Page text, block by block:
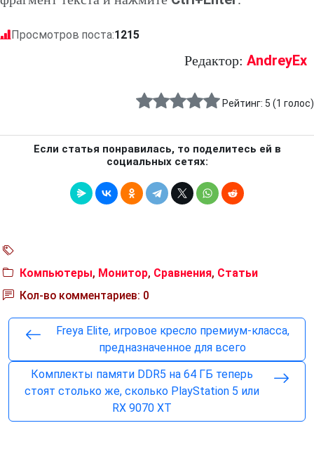
Просмотров поста:1215
Редактор: AndreyEx
Рейтинг: 5 (1 голос)
Если статья понравилась, то поделитесь ей в
социальных сетях:
Компьютеры, Монитор, Сравнения, Статьи
Кол-во комментариев: 0
Freya Elite, игровое кресло премиум-класса,
предназначенное для всего
Комплекты памяти DDR5 на 64 ГБ теперь
стоят столько же, сколько PlayStation 5 или
RX 9070 XT